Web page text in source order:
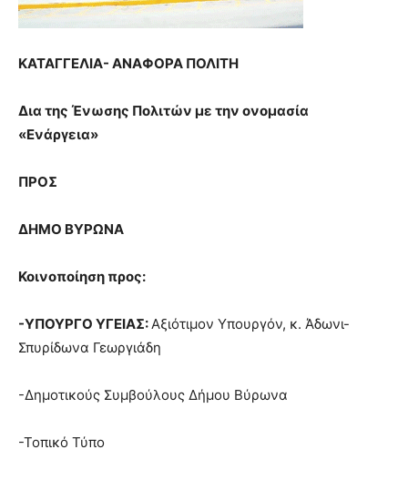
lyons
teaches
the
pain.
pornhun
porn
ΚΑΤΑΓΓΕΛΙΑ- ΑΝΑΦΟΡΑ ΠΟΛΙΤΗ
Δια της Ένωσης Πολιτών με την ονομασία
«Ενάργεια»
ΠΡΟΣ
ΔΗΜΟ ΒΥΡΩΝΑ
Κοινοποίηση προς:
-ΥΠΟΥΡΓΟ ΥΓΕΙΑΣ:Αξιότιμον Υπουργόν, κ. Άδωνι-
Σπυρίδωνα Γεωργιάδη
-Δημοτικούς Συμβούλους Δήμου Βύρωνα
-Τοπικό Τύπο